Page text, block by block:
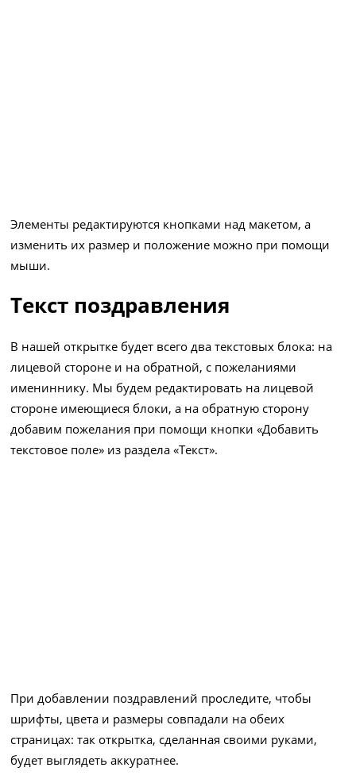
Элементы редактируются кнопками над макетом, а
изменить их размер и положение можно при помощи
мыши.
Текст поздравления
В нашей открытке будет всего два текстовых блока: на
лицевой стороне и на обратной, с пожеланиями
имениннику. Мы будем редактировать на лицевой
стороне имеющиеся блоки, а на обратную сторону
добавим пожелания при помощи кнопки «Добавить
текстовое поле» из раздела «Текст».
При добавлении поздравлений проследите, чтобы
шрифты, цвета и размеры совпадали на обеих
страницах: так открытка, сделанная своими руками,
будет выглядеть аккуратнее.